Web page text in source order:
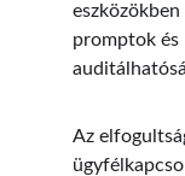
promptok és
Az